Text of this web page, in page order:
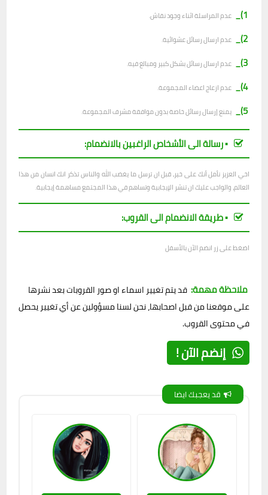
1)_
عدم المراسلة اثناء وجود نقاش.
2)_ عدم ارسال رسائل عشوائية.
3)_ عدم ارسال رسائل بشكل كبير ومبالغ فيه.
4)_ عدم ازعاج اعضاء المجموعة.
5)_ يمنع إرسال رسائل خاصة بدون موافقة مشرف المجموعة.
▪︎ رسالة الى الأشخاص الراغبين بالانضمام:
اخي العزيز نأمل أنك على خير، قبل ان ترسل ما يغضب الله والناس تذكر انك انسان من هذا
العالم، والواجب عليك ان تنشر الإيجابية وتساهم في هذا المجتمع مساهمة إيجابية.
▪︎ طريقة الانضمام الى القروب:
اضغط على زر انضم الآن بالأسفل
ملاحظة مهمة: قد يتم تغيير اسماء او صور القروبات بعد نشرها
على موقعنا من قبل اصحابها، نحن لسنا مسؤولين عن أي تغيير يحصل
في محتوى القروب.
إنضم الآن !
قد يعجبك ايضا